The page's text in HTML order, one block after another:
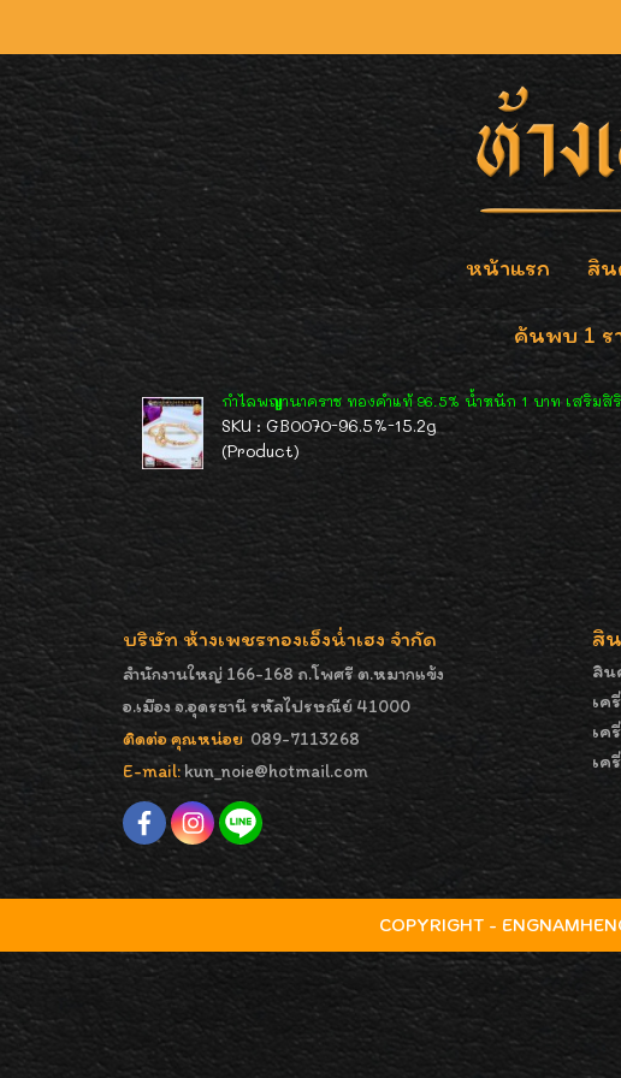
หน้าแรก สิน
ค้นพบ 1 ร
กำไลพญานาคราช ทองคำแท้ 96.5% น้ำหนัก 1 บาท เสริมสิ
SKU : GB0070-96.5%-15.2g
(Product)
บริษัท ห้างเพชรทองเอ็งน่ำเฮง จำกัด
สำนักงานใหญ่ 166-168 ถ.โพศรี ต.หมากแข้ง
อ.เมือง จ.อุดรธานี รหัสไปรษณีย์ 41000
ติดต่อ คุณหน่อย 089-7113268
E-mail:kun_noie@hotmail.com
สิ
สิน
เค
เค
เค
COPYRIGHT -